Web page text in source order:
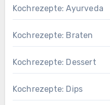
Kochrezepte: Ayurveda
Kochrezepte: Braten
Kochrezepte: Dessert
Kochrezepte: Dips